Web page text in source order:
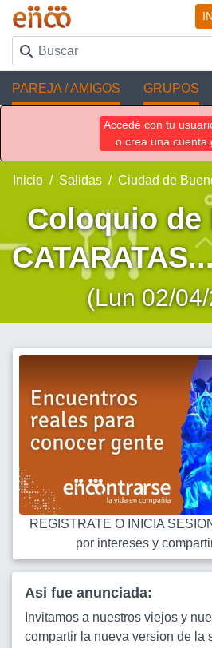
PAREJA / AMIGOS GRUPOS
Accedé con tu
o crea una cuenta
Inicio Salidas Ciudad de
Coloquio de
(Lun 02/
REGISTRATE O INICIA
por intereses y
Asi fue anunciada:
Invitamos a nuestros viejos y
compartir la nueva version de la